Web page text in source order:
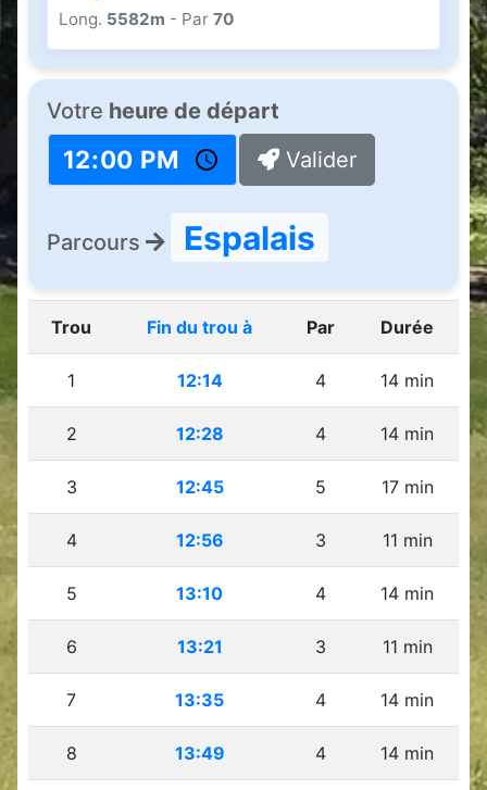
Long. 5582m - Par 70
Votre heure de départ
Valider
Parcours Espalais
Trou Fin du trou à Par Durée
1 12:14 4 14 min
2 12:28 4 14 min
3 12:45 5 17 min
4 12:56 3 11 min
5 13:10 4 14 min
6 13:21 3 11 min
7 13:35 4 14 min
8 13:49 4 14 min